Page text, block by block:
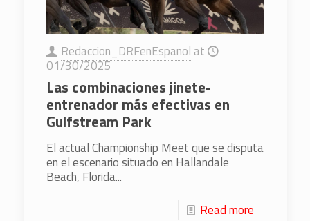
Redaccion_DRFenEspanol at
01/30/2025
Las combinaciones jinete-
entrenador más efectivas en
Gulfstream Park
El actual Championship Meet que se disputa
en el escenario situado en Hallandale
Beach, Florida...
Read more